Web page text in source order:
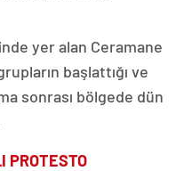
yer alan Ceramane
başlattığı ve
sonrası bölgede dün
PROTESTO